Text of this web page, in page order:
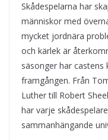
Skådespelarna har
människor med
mycket jordnära
och kärlek är
säsonger har
framgången. Från
Luther till Robert
har varje
sammanhängande